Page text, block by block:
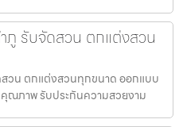
รับจัดสวน ตกแต่งสวน
วน ตกแต่งสวนทุกขนาด ออกแบบ
ณภาพ รับประกันความสวยงาม